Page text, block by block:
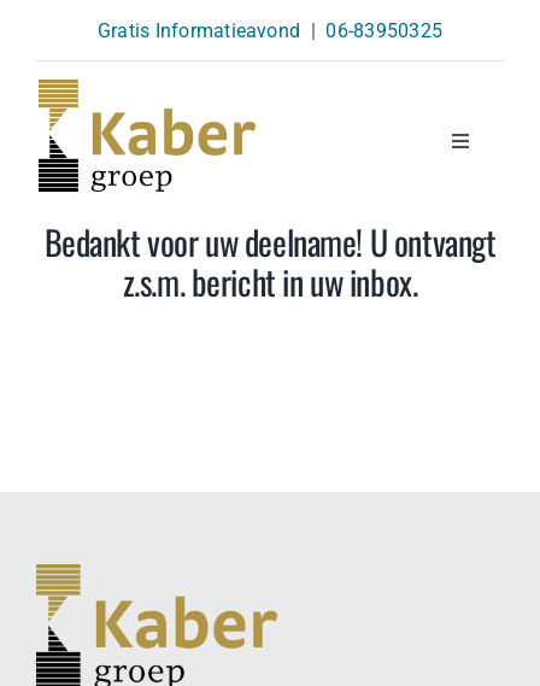
content
Gratis Informatieavond | 06-83950325
Toggle
Opleidingen
Agenda
Bedankt voor uw deelname! U ontvangt
z.s.m. bericht in uw inbox.